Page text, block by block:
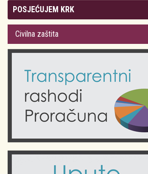
Kolegij gradonačelnika
Gradsko vijeće
Odluke Grada Krka (Službene novine PGŽ)
Obrazovanje
Komunalne usluge
Civilni sektor (arhiva udruga)
POSJEĆUJEM KRK
Plan Grada Krka
Krk 360° VR panorama
Krk uživo
Fotogalerije
Kalendar događanja
Turistička zajednica otoka Krka
Civilna zaštita